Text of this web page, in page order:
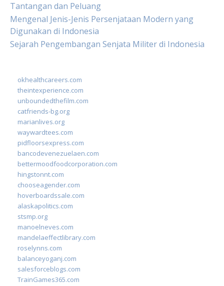
Tantangan dan Peluang
Mengenal Jenis-Jenis Persenjataan Modern yang
Digunakan di Indonesia
Sejarah Pengembangan Senjata Militer di Indonesia
okhealthcareers.com
theintexperience.com
unboundedthefilm.com
catfriends-bg.org
marianlives.org
waywardtees.com
pidfloorsexpress.com
bancodevenezuelaen.com
bettermoodfoodcorporation.com
hingstonnt.com
chooseagender.com
hoverboardssale.com
alaskapolitics.com
stsmp.org
manoelneves.com
mandelaeffectlibrary.com
roselynns.com
balanceyoganj.com
salesforceblogs.com
TrainGames365.com